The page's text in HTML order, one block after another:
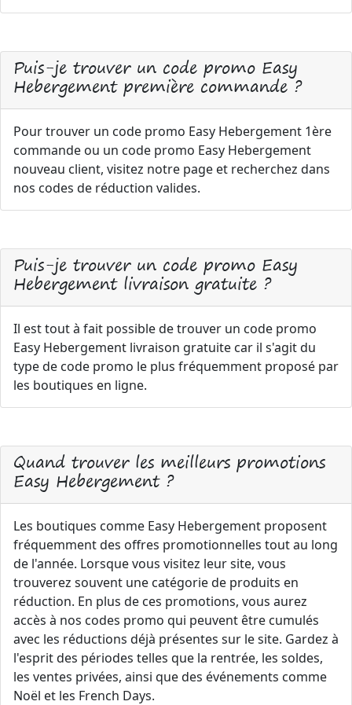
Puis-je trouver un code promo Easy
Hebergement première commande ?
Pour trouver un code promo Easy Hebergement 1ère
commande ou un code promo Easy Hebergement
nouveau client, visitez notre page et recherchez dans
nos codes de réduction valides.
Puis-je trouver un code promo Easy
Hebergement livraison gratuite ?
Il est tout à fait possible de trouver un code promo
Easy Hebergement livraison gratuite car il s'agit du
type de code promo le plus fréquemment proposé par
les boutiques en ligne.
Quand trouver les meilleurs promotions
Easy Hebergement ?
Les boutiques comme Easy Hebergement proposent
fréquemment des offres promotionnelles tout au long
de l'année. Lorsque vous visitez leur site, vous
trouverez souvent une catégorie de produits en
réduction. En plus de ces promotions, vous aurez
accès à nos codes promo qui peuvent être cumulés
avec les réductions déjà présentes sur le site. Gardez à
l'esprit des périodes telles que la rentrée, les soldes,
les ventes privées, ainsi que des événements comme
Noël et les French Days.